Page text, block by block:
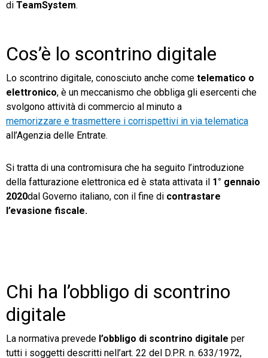
di TeamSystem.
Cos’è lo scontrino digitale
Lo scontrino digitale, conosciuto anche come telematico o
elettronico, è un meccanismo che obbliga gli esercenti che
svolgono attività di commercio al minuto a
memorizzare e trasmettere i corrispettivi in via telematica
all’Agenzia delle Entrate.
Si tratta di una contromisura che ha seguito l’introduzione
della fatturazione elettronica ed è stata attivata il 1° gennaio
2020dal Governo italiano, con il fine di contrastare
l’evasione fiscale.
Chi ha l’obbligo di scontrino
digitale
La normativa prevede l’obbligo di scontrino digitale per
tutti i soggetti descritti nell’art. 22 del D.P.R. n. 633/1972,